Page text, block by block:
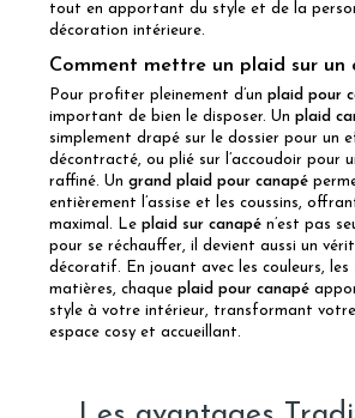
tout en apportant du style et de la
décoration intérieure.
Comment mettre un plaid sur un
Pour profiter pleinement d’un plaid pour
important de bien le disposer. Un plaid
simplement drapé sur le dossier pour un
décontracté, ou plié sur l’accoudoir pour
raffiné. Un grand plaid pour canapé
entièrement l’assise et les coussins,
maximal. Le plaid sur canapé n’est pas
pour se réchauffer, il devient aussi un
décoratif. En jouant avec les couleurs,
matières, chaque plaid pour canapé
style à votre intérieur, transformant votre
espace cosy et accueillant.